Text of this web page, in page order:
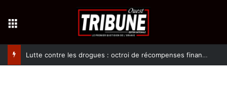
Lutte contre les drogues : octroi de récompenses financières aux dénonciateurs de trafiquants